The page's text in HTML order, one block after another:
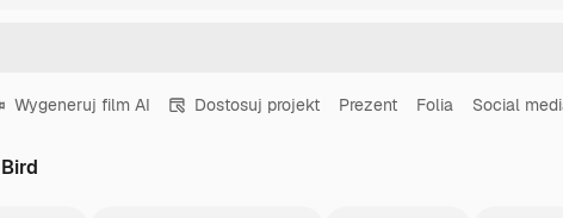
Wygeneruj film AI Dostosuj projekt Prezent Folia Social